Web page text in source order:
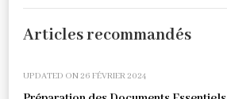
Articles recommandés
UPDATED ON26 FÉVRIER 2024